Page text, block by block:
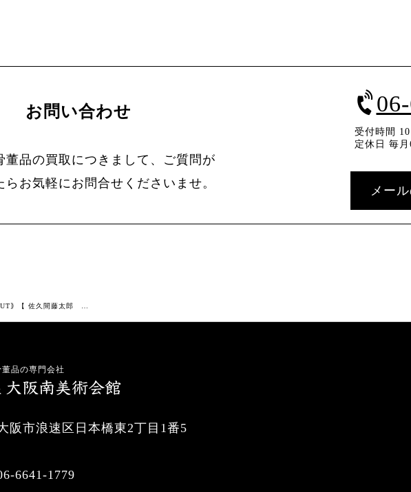
お問い合わせ
董品の買取につきまして、ご質問が
らお気軽にお問合せくださいませ。
受付時間
定休日 毎月
メー
品の専門会社
阪市浪速区日本橋東2丁目1番5
6641-1779